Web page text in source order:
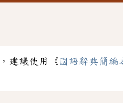
建議使用《 國語辭典簡編